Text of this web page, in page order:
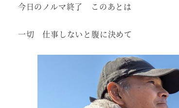
今日のノルマ終了 このあとは
一切 仕事しないと腹に決めて